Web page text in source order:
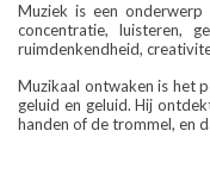
Muziek is een onderwerp
concentratie, luisteren,
ruimdenkendheid,
Muzikaal ontwaken is het
geluid en geluid. Hij
handen of de trommel, en